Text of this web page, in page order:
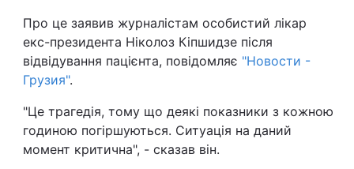
Лонгріди
Відео з Youtube
Інтерв'ю Думки
Вакансії
Про це заявив журналістам особистий лікар
екс-президента Ніколоз Кіпшидзе після
відвідування пацієнта, повідомляє "Новости -
Грузия".
"Це трагедія, тому що деякі показники з кожною
годиною погіршуються. Ситуація на даний
момент критична", - сказав він.